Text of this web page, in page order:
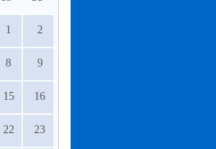
1 2
8 9
15 16
22 23